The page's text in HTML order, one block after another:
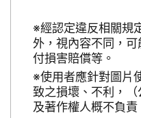
※經認定違反相關規
外，視內容不同，
付損害賠償等。
※使用者應針對圖片
致之損壞、不利，
及著作權人概不負責